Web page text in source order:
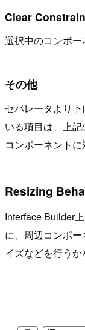
Clear
選択中のコンポー
その他
セパレータより
いる項目は、上
コンポーネントに
Resizing
Interface Builder
に、周辺コンポ
イズなどを行うか